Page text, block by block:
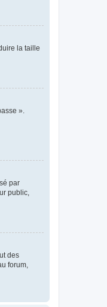
la taille
».
par
public,
des
forum,